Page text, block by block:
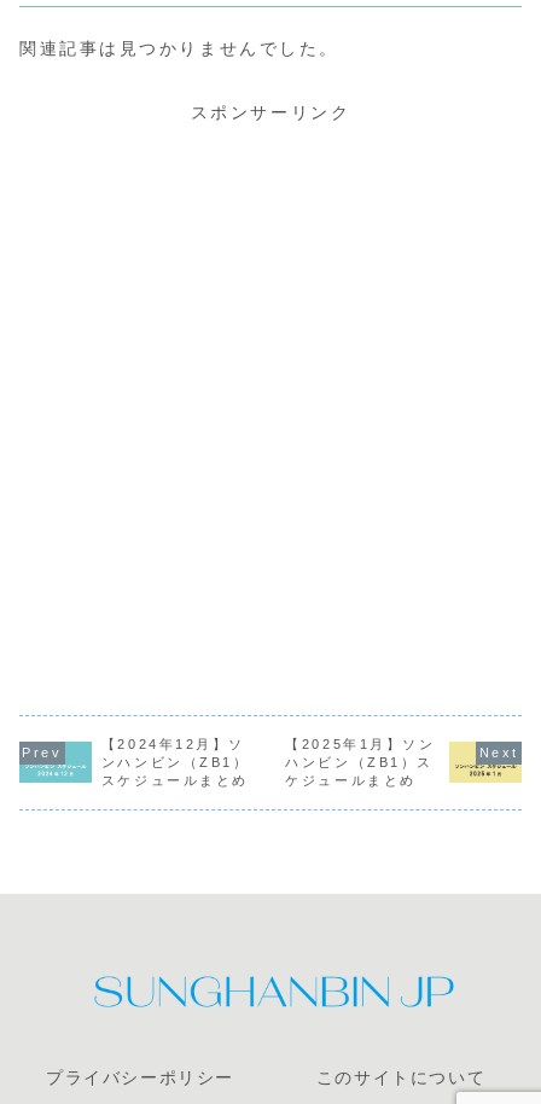
関連記事は見つかりませんでした。
スポンサーリンク
【2024年12月】ソ
ンハンビン（ZB1）
スケジュールまとめ
【2025年1月】ソン
ハンビン（ZB1）ス
ケジュールまとめ
プライバシーポリシー
このサイトについて